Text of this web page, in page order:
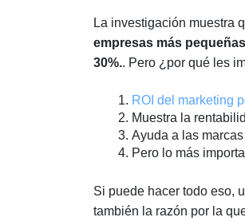
La investigación muestra
empresas más
30%.. Pero ¿por qué les
ROI del marketing
Muestra la
Ayuda a las marcas
Pero lo más
Si puede hacer todo eso,
también la razón por la